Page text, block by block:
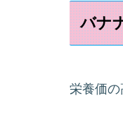
バナ
栄養価